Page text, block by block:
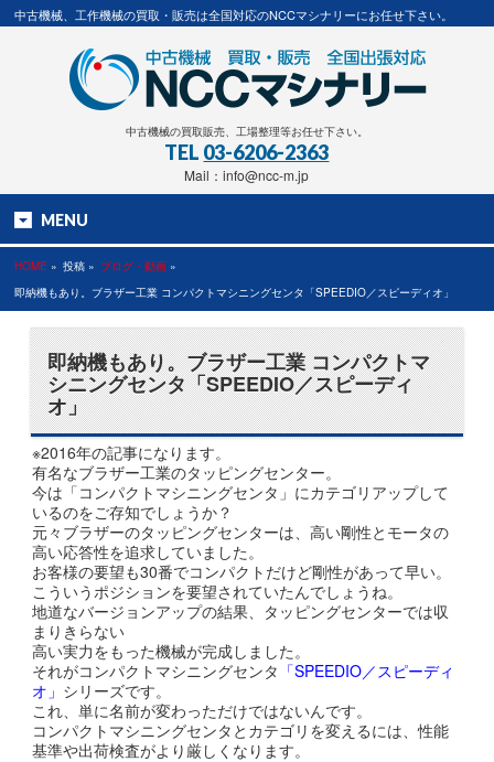
中古機械、工作機械の買取・販売は全国対応のNCCマシナリーにお任せ下さい。
中古機械の買取販売、工場整理等お任せ下さい。
TEL 03-6206-2363
Mail：info@ncc-m.jp
MENU
HOME » 投稿 » ブログ・動画 »
即納機もあり。ブラザー工業 コンパクトマシニングセンタ「SPEEDIO／スピーディオ」
即納機もあり。ブラザー工業 コンパクトマ
シニングセンタ「SPEEDIO／スピーディ
オ」
※2016年の記事になります。
有名なブラザー工業のタッピングセンター。
今は「コンパクトマシニングセンタ」にカテゴリアップして
いるのをご存知でしょうか？
元々ブラザーのタッピングセンターは、高い剛性とモータの
高い応答性を追求していました。
お客様の要望も30番でコンパクトだけど剛性があって早い。
こういうポジションを要望されていたんでしょうね。
地道なバージョンアップの結果、タッピングセンターでは収
まりきらない
高い実力をもった機械が完成しました。
それがコンパクトマシニングセンタ 「SPEEDIO／スピーディ
オ」 シリーズです。
これ、単に名前が変わっただけではないんです。
コンパクトマシニングセンタとカテゴリを変えるには、性能
基準や出荷検査がより厳しくなります。